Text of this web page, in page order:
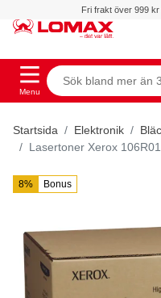
Fri frakt över 999
Menu
Startsida Elektronik
Lasertoner Xerox
8% Bonus